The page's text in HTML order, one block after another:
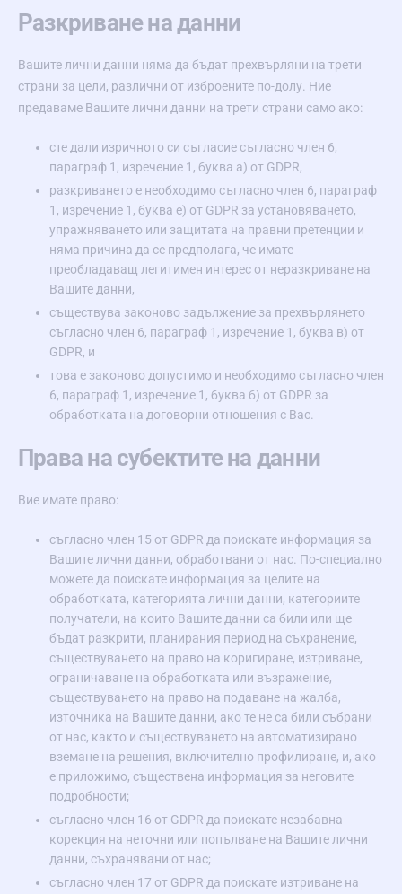
Разкриване на данни
Вашите лични данни няма да бъдат прехвърляни на трети
страни за цели, различни от изброените по-долу. Ние
предаваме Вашите лични данни на трети страни само ако:
сте дали изричното си съгласие съгласно член 6,
параграф 1, изречение 1, буква а) от GDPR,
разкриването е необходимо съгласно член 6, параграф
1, изречение 1, буква е) от GDPR за установяването,
упражняването или защитата на правни претенции и
няма причина да се предполага, че имате
преобладаващ легитимен интерес от неразкриване на
Вашите данни,
съществува законово задължение за прехвърлянето
съгласно член 6, параграф 1, изречение 1, буква в) от
GDPR, и
това е законово допустимо и необходимо съгласно член
6, параграф 1, изречение 1, буква б) от GDPR за
обработката на договорни отношения с Вас.
Права на субектите на данни
Вие имате право:
съгласно член 15 от GDPR да поискате информация за
Вашите лични данни, обработвани от нас. По-специално
можете да поискате информация за целите на
обработката, категорията лични данни, категориите
получатели, на които Вашите данни са били или ще
бъдат разкрити, планирания период на съхранение,
съществуването на право на коригиране, изтриване,
ограничаване на обработката или възражение,
съществуването на право на подаване на жалба,
източника на Вашите данни, ако те не са били събрани
от нас, както и съществуването на автоматизирано
вземане на решения, включително профилиране, и, ако
е приложимо, съществена информация за неговите
подробности;
съгласно член 16 от GDPR да поискате незабавна
корекция на неточни или попълване на Вашите лични
данни, съхранявани от нас;
съгласно член 17 от GDPR да поискате изтриване на